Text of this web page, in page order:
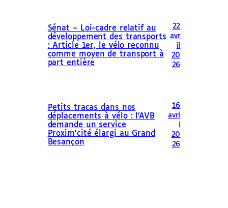
Sénat – Loi-cadre relatif au
développement des transports
: Article 1er, le vélo reconnu
comme moyen de transport à
part entière
22
avr
il
20
26
Petits tracas dans nos
déplacements à vélo : l’AVB
demande un service
Proxim’cité élargi au Grand
Besançon
16
avri
20
26